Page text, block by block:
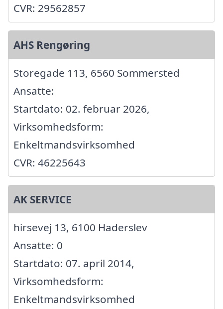
CVR: 29562857
AHS Rengøring
Storegade 113, 6560 Sommersted
Ansatte:
Startdato: 02. februar 2026,
Virksomhedsform:
Enkeltmandsvirksomhed
CVR: 46225643
AK SERVICE
hirsevej 13, 6100 Haderslev
Ansatte: 0
Startdato: 07. april 2014,
Virksomhedsform:
Enkeltmandsvirksomhed